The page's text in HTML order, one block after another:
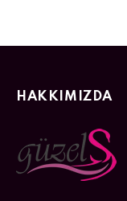
HAKKIMIZDA